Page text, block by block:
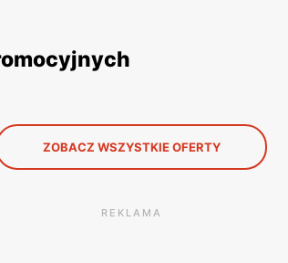
ZOBACZ WSZYSTKIE OFERTY
REKLAMA